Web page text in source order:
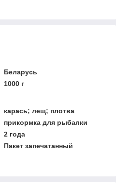
Беларусь
1000 г
карась; лещ; плотва
прикормка для рыбалки
2 года
Пакет запечатанный